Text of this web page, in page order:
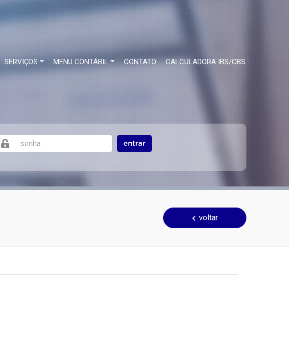
SERVIÇOS MENU CONTÁBIL CONTATO CALCULADORA IBS/CBS
entrar
voltar